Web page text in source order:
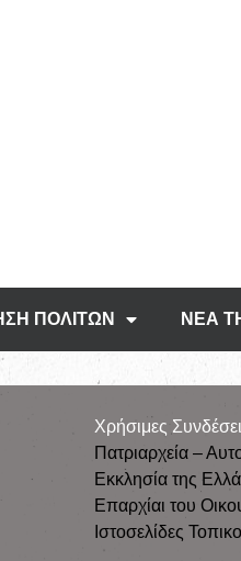
ΠΟΛΙΤΩΝ ΝΕΑ
Χρήσιμες
Πατριαρχεία –
Εκκλησία της
Επαρχίαι του
Ιστοσελίδες